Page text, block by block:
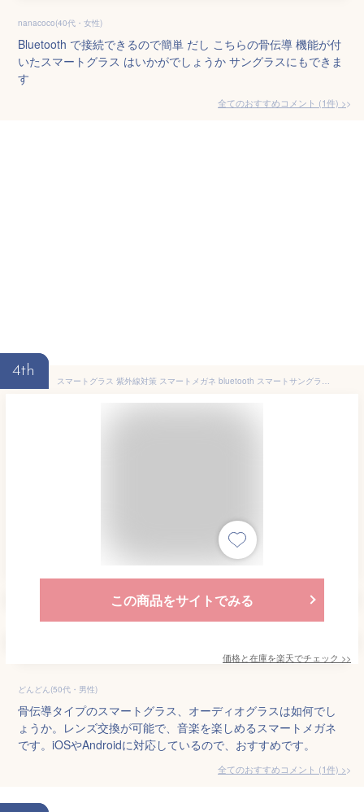
nanacoco(40代・女性)
Bluetooth で接続できるので簡単 だし こちらの骨伝導 機能が付
いたスマートグラス はいかがでしょうか サングラスにもできま
す
全てのおすすめコメント (1件) >
4th
スマートグラス 紫外線対策 スマートメガネ bluetooth スマートサングラス 通話可能 レンズ交換可能 iOS/Android対応 ワイヤレス接続対応 骨伝導オーディオ 通話マイク内蔵 USB充電 軽量 防水防汗 父の日プレゼント
この商品をサイトでみる
価格と在庫を楽天でチェック >>
どんどん(50代・男性)
骨伝導タイプのスマートグラス、オーディオグラスは如何でし
ょうか。レンズ交換が可能で、音楽を楽しめるスマートメガネ
です。iOSやAndroidに対応しているので、おすすめです。
全てのおすすめコメント (1件) >